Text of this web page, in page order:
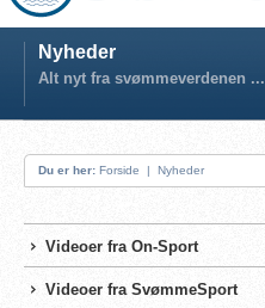
Nyheder
Alt nyt fra svømmeverdenen ...
Du er her: Forside | Nyheder
Videoer fra On-Sport
Videoer fra SvømmeSport